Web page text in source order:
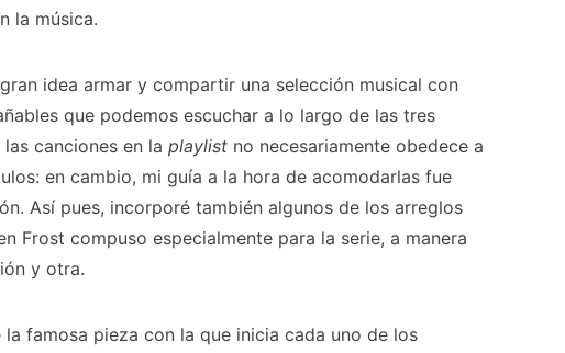
la música.
idea armar y compartir una selección musical con
que podemos escuchar a lo largo de las tres
canciones en la playlist no necesariamente obedece a
en cambio, mi guía a la hora de acomodarlas fue
Así pues, incorporé también algunos de los arreglos
Frost compuso especialmente para la serie, a manera
y otra.
la famosa pieza con la que inicia cada uno de los